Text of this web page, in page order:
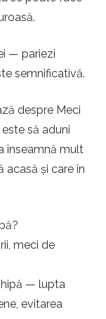
— pariezi
semnificativă.
despre Meci
să aduni
înseamnă mult
acasă și care în
meci de
— lupta
evitarea